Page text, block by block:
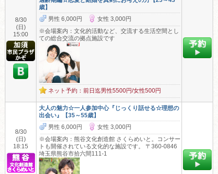
8/30
(日)
15:00
歳】
男性 6,000円
女性 3,000円
※会場案内：文化的活動など、交流する生活空間とし
ての総合交流の拠点施設です
ネット予約：前日迄男性5500円/女性500円
8/30
(日)
18:15
大人の魅力☆一人参加中心『じっくり話せる☆理想の
出会い』【35～55歳】
男性 6,000円
女性 3,000円
※会場案内：熊谷文化創造館 さくらめいと。コンサー
トも開催されている文化的な施設です。 〒360-0846
埼玉県熊谷市拾六間111-1